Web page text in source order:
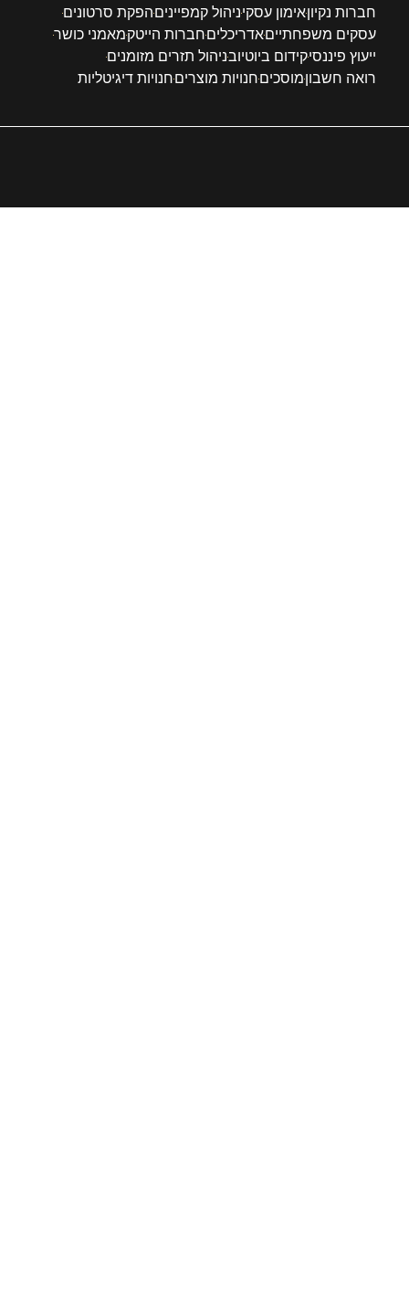
חברות נקיוןאימון עסקיניהול קמפייניםהפקת סרטונים
עסקים משפחתייםאדריכליםחברות הייטקמאמני כושר
ייעוץ פיננסיקידום ביוטיובניהול תזרים מזומנים
רואה חשבוןמוסכיםחנויות מוצריםחנויות דיגיטליות